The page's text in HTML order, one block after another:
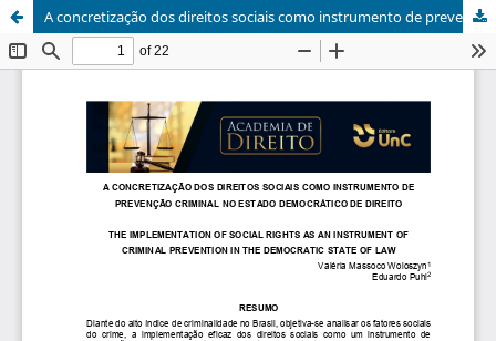
A concretização dos direitos sociais como instrumento de prevenção criminal no Estado Democrático de Direito